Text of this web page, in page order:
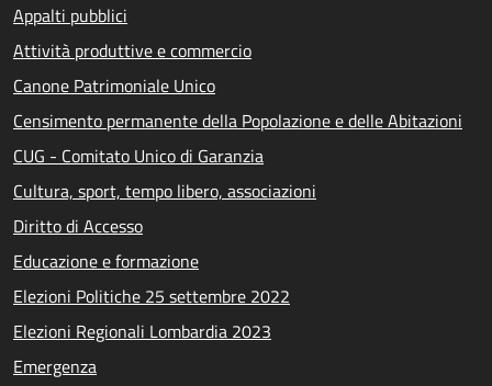
Appalti pubblici
Attività produttive e commercio
Canone Patrimoniale Unico
Censimento permanente della Popolazione e delle Abitazioni
CUG - Comitato Unico di Garanzia
Cultura, sport, tempo libero, associazioni
Diritto di Accesso
Educazione e formazione
Elezioni Politiche 25 settembre 2022
Elezioni Regionali Lombardia 2023
Emergenza